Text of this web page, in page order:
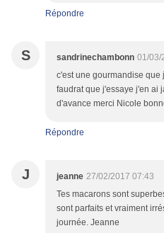
Répondre
S sandrinechambonn 01/03/
c'est une gourmandise que
faudrat que j'essaye j'en ai
d'avance merci Nicole
Répondre
J jeanne 27/02/2017 07:43
Tes macarons sont
sont parfaits et vraiment
journée. Jeanne